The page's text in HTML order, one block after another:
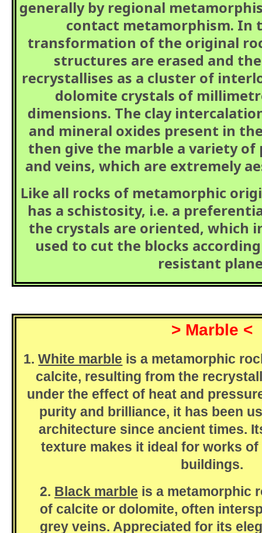
generally by regional
contact metamorphism. In
transformation of the original
structures are erased and
recrystallises as a cluster of
dolomite crystals of
dimensions. The clay
and mineral oxides present in
then give the marble a variety of
and veins, which are extremely
Like all rocks of metamorphic
has a schistosity, i.e. a
the crystals are oriented, which
used to cut the blocks
resistant
> Marble <
1.White marble is a metamorphic
calcite, resulting from the
under the effect of heat and
purity and brilliance, it has been
architecture since ancient times.
texture makes it ideal for works
buildings.
2. Black marble is a metamorphic
of calcite or dolomite, often
grey veins. Appreciated for its